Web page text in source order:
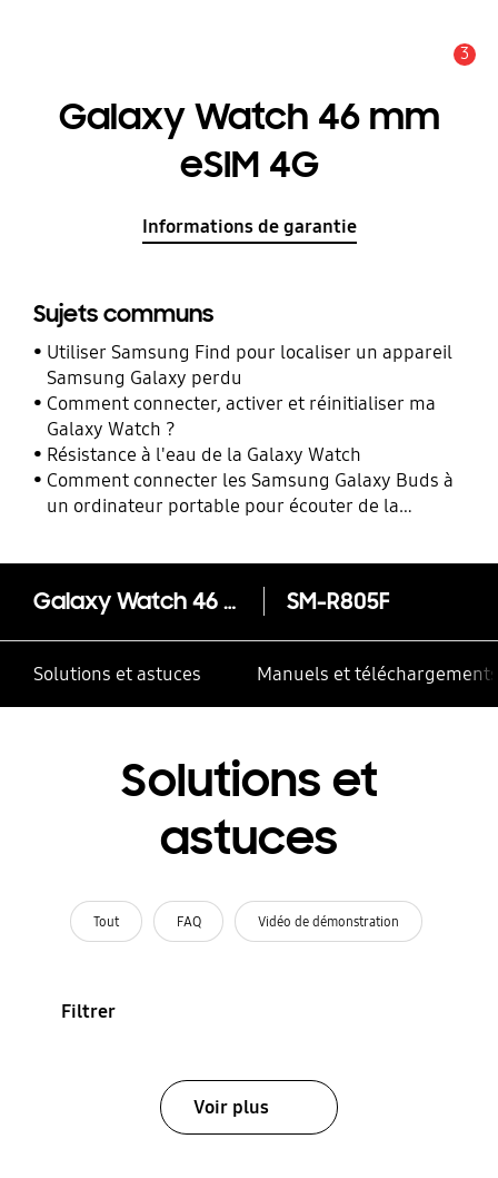
3
Galaxy Watch 46 mm
eSIM 4G
Informations de garantie
Sujets communs
Utiliser Samsung Find pour localiser un appareil
Samsung Galaxy perdu
Comment connecter, activer et réinitialiser ma
Galaxy Watch ?
Résistance à l'eau de la Galaxy Watch
Comment connecter les Samsung Galaxy Buds à
un ordinateur portable pour écouter de la
Galaxy Watch 46 mm eSIM 4G SM-R805F
Solutions et astuces Manuels et téléchargements
Solutions et
astuces
Tout FAQ Vidéo de démonstration
Filtrer
Voir plus